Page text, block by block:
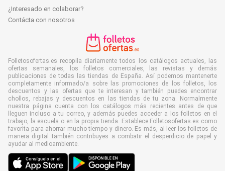
¿Interesado en colaborar?
Contácta con nosotros
Folletosofertas.es recopila diariamente todos los catálogos actuales, las
ofertas semanales, los folletos comerciales, las revistas y demás
publicaciones de todas las tiendas de España. Así podemos mantenerte
completamente informado/a sobre las promociones de los folletos, los
descuentos y las ofertas que te interesan y también puedes encontrar
chollos, rebajas y descuentos en las tiendas de tu zona. Normalmente
nuestra página cuenta con los catálogos más recientes antes de que
lleguen incluso a tu correo, y además puedes acceder a los folletos en el
trabajo, la escuela o en la propia tienda. Establece Folletosofertas.es como
favorita para ahorrar mucho tiempo y dinero. Es más, al leer los folletos de
manera digital también contribuyes a combatir el desperdicio de papel y
ayudar al medioambiente.